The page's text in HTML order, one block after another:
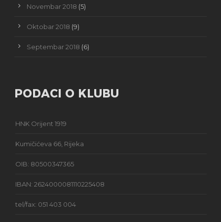
Novembar 2018 (5)
Oktobar 2018 (9)
Septembar 2018 (6)
PODACI O KLUBU
HNK Orijent 1919
Kumičićeva 66, Rijeka
OIB: 80500347365
IBAN: 2624000081110225408
tel/fax: 051 403 004